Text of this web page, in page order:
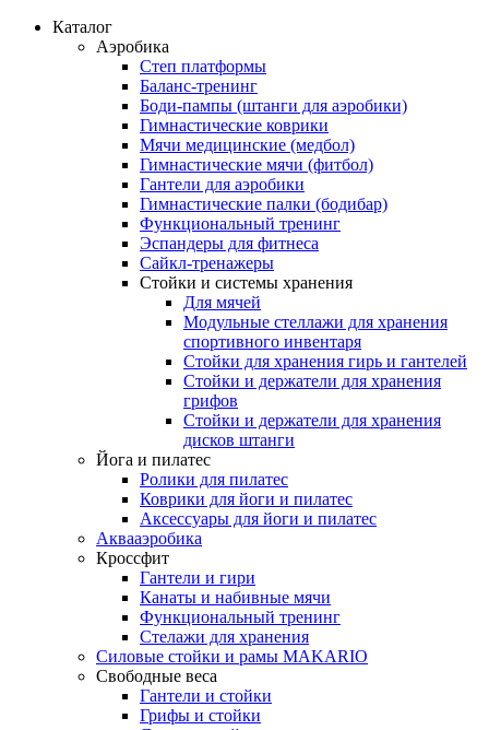
Каталог
Аэробика
Степ платформы
Баланс-тренинг
Боди-пампы (штанги для аэробики)
Гимнастические коврики
Мячи медицинские (медбол)
Гимнастические мячи (фитбол)
Гантели для аэробики
Гимнастические палки (бодибар)
Функциональный тренинг
Эспандеры для фитнеса
Сайкл-тренажеры
Стойки и системы хранения
Для мячей
Модульные стеллажи для хранения
спортивного инвентаря
Стойки для хранения гирь и гантелей
Стойки и держатели для хранения
грифов
Стойки и держатели для хранения
дисков штанги
Йога и пилатес
Ролики для пилатес
Коврики для йоги и пилатес
Аксессуары для йоги и пилатес
Аквааэробика
Кроссфит
Гантели и гири
Канаты и набивные мячи
Функциональный тренинг
Стелажи для хранения
Силовые стойки и рамы MAKARIO
Свободные веса
Гантели и стойки
Грифы и стойки